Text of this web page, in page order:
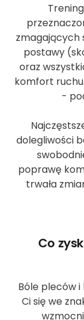
zmagających
postawy
oraz
komfort
-
dolegliwości
poprawę
trwała
Co
Bóle pleców
Ci się we